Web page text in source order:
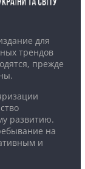
для
трендов
прежде
развитию.
на
и